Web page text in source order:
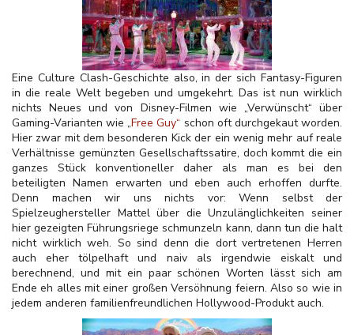
Eine Culture Clash-Geschichte also, in der sich Fantasy-Figuren
in die reale Welt begeben und umgekehrt. Das ist nun wirklich
nichts Neues und von Disney-Filmen wie „Verwünscht“ über
Gaming-Varianten wie „Free Guy“ schon oft durchgekaut worden.
Hier zwar mit dem besonderen Kick der ein wenig mehr auf reale
Verhältnisse gemünzten Gesellschaftssatire, doch kommt die ein
ganzes Stück konventioneller daher als man es bei den
beteiligten Namen erwarten und eben auch erhoffen durfte.
Denn machen wir uns nichts vor: Wenn selbst der
Spielzeughersteller Mattel über die Unzulänglichkeiten seiner
hier gezeigten Führungsriege schmunzeln kann, dann tun die halt
nicht wirklich weh. So sind denn die dort vertretenen Herren
auch eher tölpelhaft und naiv als irgendwie eiskalt und
berechnend, und mit ein paar schönen Worten lässt sich am
Ende eh alles mit einer großen Versöhnung feiern. Also so wie in
jedem anderen familienfreundlichen Hollywood-Produkt auch.